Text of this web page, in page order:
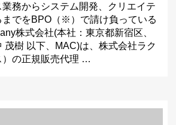
務からシステム開発、クリエイテ
までをBPO（※）で請け負っている
株式会社(本社：東京都新宿区、
茂樹 以下、MAC)は、株式会社ラク
）の正規販売代理 …